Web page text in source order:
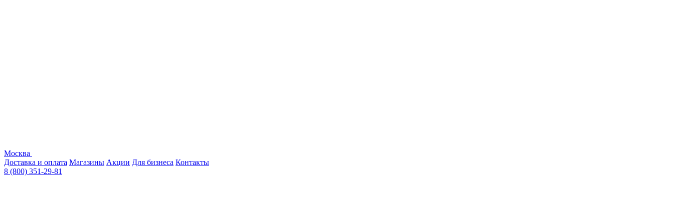
Москва
Доставка и оплата Магазины Акции Для бизнеса Контакты
8 (800) 351-29-81